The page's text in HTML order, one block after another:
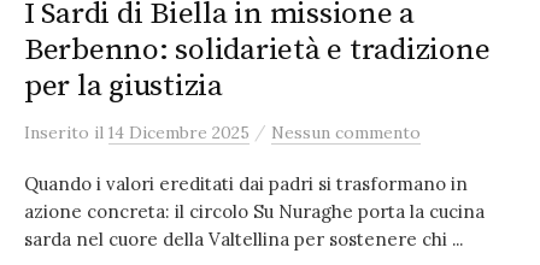
I Sardi di Biella in missione a
Berbenno: solidarietà e tradizione
per la giustizia
Inserito il 14 Dicembre 2025 / Nessun commento
Quando i valori ereditati dai padri si trasformano in
azione concreta: il circolo Su Nuraghe porta la cucina
sarda nel cuore della Valtellina per sostenere chi ...